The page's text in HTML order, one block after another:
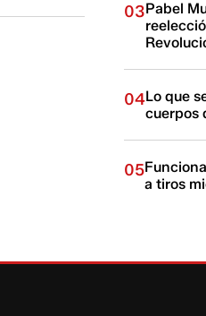
03Pabel
04Lo que
cuerpos
05
a tiros